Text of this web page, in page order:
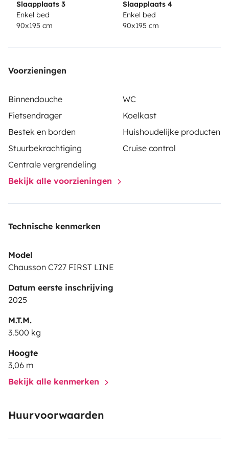
Slaapplaats 3
Enkel bed
90x195 cm
Slaapplaats 4
Enkel bed
90x195 cm
Voorzieningen
Binnendouche
WC
Fietsendrager
Koelkast
Bestek en borden
Huishoudelijke producten
Stuurbekrachtiging
Cruise control
Centrale vergrendeling
Bekijk alle voorzieningen
Technische kenmerken
Model
Chausson C727 FIRST LINE
Datum eerste inschrijving
2025
M.T.M.
3.500 kg
Hoogte
3,06 m
Bekijk alle kenmerken
Huurvoorwaarden